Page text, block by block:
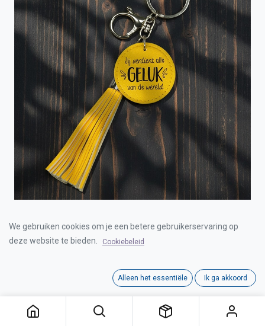
Interne referentie: 00122012
We gebruiken cookies om je een betere gebruikerservaring op
deze website te bieden.
Cookiebeleid
Alleen het essentiële Ik ga akkoord